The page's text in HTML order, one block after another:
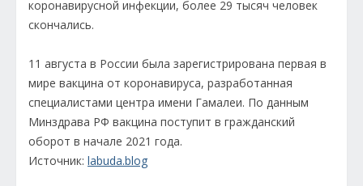
коронавирусной инфекции, более 29 тысяч человек
скончались.
11 августа в России была зарегистрирована первая в
мире вакцина от коронавируса, разработанная
специалистами центра имени Гамалеи. По данным
Минздрава РФ вакцина поступит в гражданский
оборот в начале 2021 года.
Источник: labuda.blog